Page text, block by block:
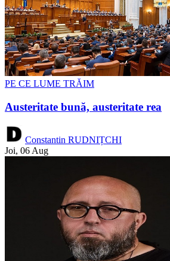
PE CE LUME TRĂIM
Austeritate bună, austeritate rea
Constantin RUDNIȚCHI
Joi, 06 Aug